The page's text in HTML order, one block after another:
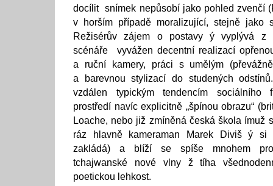
docílit snímek nepůsobí jako pohled zvenčí
v horším případě moralizující, stejně jako
Režisérův zájem o postavy ý vyplývá z
scénáře vyvážen decentní realizací
a ruční kamery, práci s umělým
a barevnou stylizací do studených
vzdálen typickým tendencím sociálního
prostředí navíc explicitně „špínou obrazu“
Loache, nebo již zmíněná česká škola ímuž
ráz hlavně kameraman Marek Diviš ý si
zakládá) a blíží se spíše mnohem
tchajwanské nové vlny ž tíha
poetickou lehkost.